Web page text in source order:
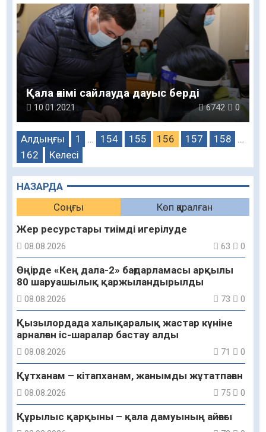
НАЗАРДА
Соңғы
Көп қаралған
Жер ресурстары тиімді игерілуде
08.08.2026 63 0
Өңірде «Кең дала-2» бағдарламасы арқылы
80 шаруашылық қаржыландырылды
08.08.2026 73 0
Қызылордада халықаралық жастар күніне
арналған іс-шаралар бастау алды
08.08.2026 71 0
Құтханам – кітапханам, жанымды жұтатпаған
08.08.2026 75 0
Құрылыс қарқыны – қала дамуының айғағы
Қала әкімі сайлауда дауыс берді
10.01.2021 6742 0
Алдыңғы 1 … 154 155 156 157 158 …
162
Келесі